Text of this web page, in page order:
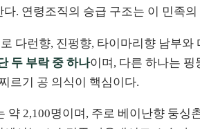
. 연령조직의 승급 구조는 이 민족
다런향, 진펑향, 타이마리향 남부
두 부락 중 하나이며, 다른 하나는
르기 공 의식이 핵심이다.
약 2,100명이며, 주로 베이난향 둥싱